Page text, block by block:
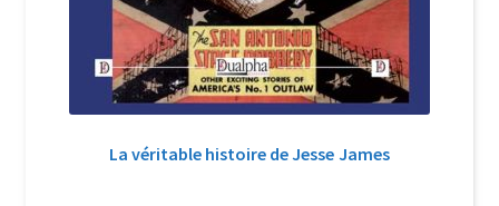
La véritable histoire de Jesse James